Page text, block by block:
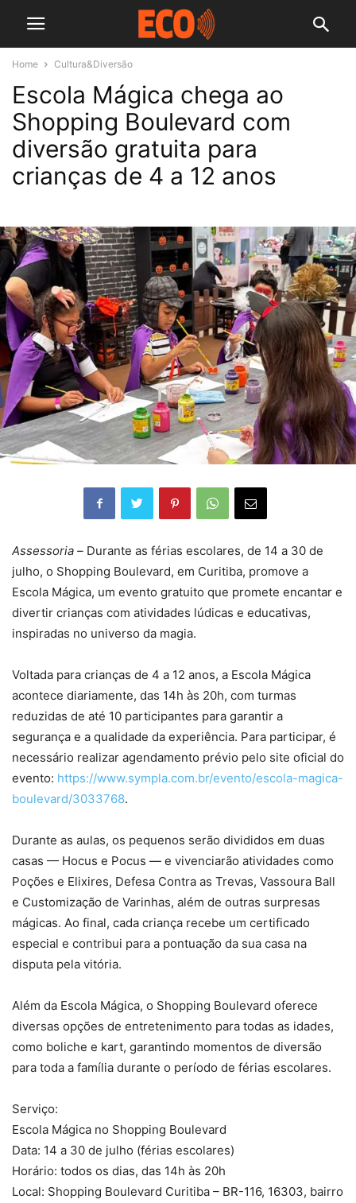
Home Cultura&Diversão
Escola Mágica chega ao
Shopping Boulevard com
diversão gratuita para
crianças de 4 a 12 anos
Assessoria – Durante as férias escolares, de 14 a 30 de
julho, o Shopping Boulevard, em Curitiba, promove a
Escola Mágica, um evento gratuito que promete encantar e
divertir crianças com atividades lúdicas e educativas,
inspiradas no universo da magia.
Voltada para crianças de 4 a 12 anos, a Escola Mágica
acontece diariamente, das 14h às 20h, com turmas
reduzidas de até 10 participantes para garantir a
segurança e a qualidade da experiência. Para participar, é
necessário realizar agendamento prévio pelo site oficial do
evento: https://www.sympla.com.br/evento/escola-magica-
boulevard/3033768.
Durante as aulas, os pequenos serão divididos em duas
casas — Hocus e Pocus — e vivenciarão atividades como
Poções e Elixires, Defesa Contra as Trevas, Vassoura Ball
e Customização de Varinhas, além de outras surpresas
mágicas. Ao final, cada criança recebe um certificado
especial e contribui para a pontuação da sua casa na
disputa pela vitória.
Além da Escola Mágica, o Shopping Boulevard oferece
diversas opções de entretenimento para todas as idades,
como boliche e kart, garantindo momentos de diversão
para toda a família durante o período de férias escolares.
Serviço:
Escola Mágica no Shopping Boulevard
Data: 14 a 30 de julho (férias escolares)
Horário: todos os dias, das 14h às 20h
Local: Shopping Boulevard Curitiba – BR-116, 16303, bairro